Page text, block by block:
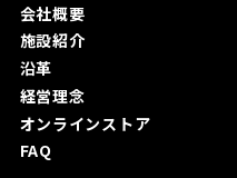
会社概要
施設紹介
沿革
経営理念
オンラインストア
FAQ